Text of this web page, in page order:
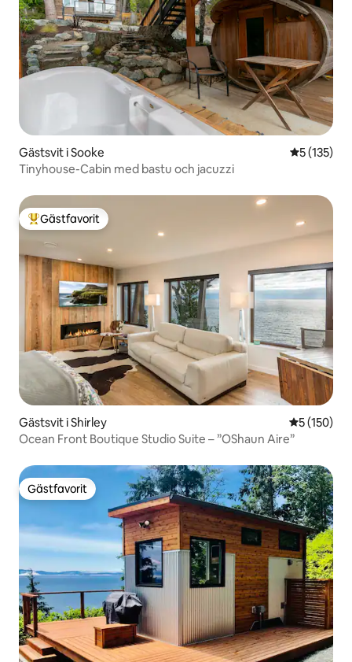
Gästsvit i Sooke 5 av 5 i
5 (135)
Tinyhouse-Cabin med bastu och jacuzzi
Populär gästfavorit
Gästfavorit
Gästsvit i Shirley 5 av 5 i
5 (150)
Ocean Front Boutique Studio Suite – ”OShaun Aire”
Gästfavorit
Gästfavorit